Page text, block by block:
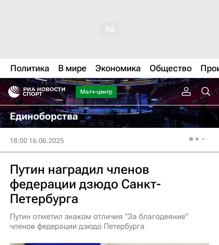
Политика В мире Экономика Общество
Матч-центр
Единоборства
18:00 16.06.2025
Путин наградил членов
федерации дзюдо Санкт-
Петербурга
Путин отметил знаком отличия "За благодеяние"
членов федерации дзюдо Петербурга